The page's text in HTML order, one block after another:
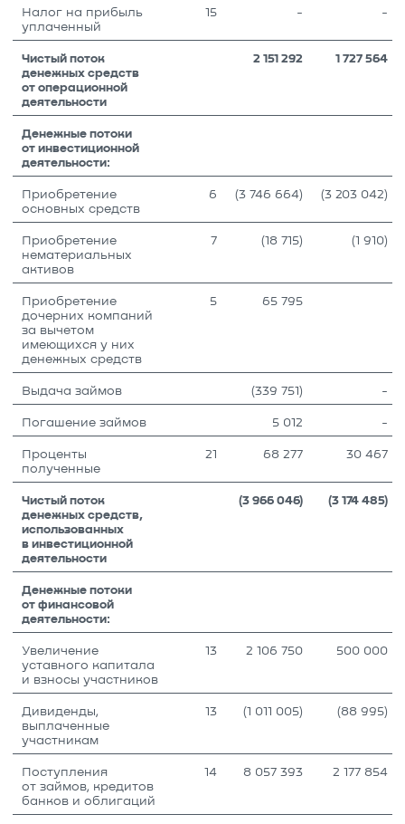
Налог на прибыль
уплаченный
15 - -
Чистый поток
денежных средств
от операционной
деятельности
2 151 292 1 727 564
Денежные потоки
от инвестиционной
деятельности:
Приобретение
основных средств
6 (3 746 664) (3 203 042)
Приобретение
нематериальных
активов
7 (18 715) (1 910)
Приобретение
дочерних компаний
за вычетом
имеющихся у них
денежных средств
5 65 795
Выдача займов (339 751) -
Погашение займов 5 012 -
Проценты
полученные
21 68 277 30 467
Чистый поток
денежных средств,
использованных
в инвестиционной
деятельности
(3 966 046) (3 174 485)
Денежные потоки
от финансовой
деятельности:
Увеличение
уставного капитала
и взносы участников
13 2 106 750 500 000
Дивиденды,
выплаченные
участникам
13 (1 011 005) (88 995)
Поступления
от займов, кредитов
банков и облигаций
14 8 057 393 2 177 854